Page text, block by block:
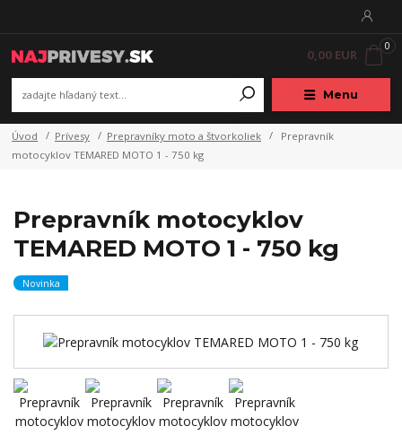
Menu
0
0,00 EUR
Úvod Prívesy Prepravníky moto a štvorkoliek
Prepravník
motocyklov TEMARED MOTO 1 - 750 kg
Prepravník motocyklov
TEMARED MOTO 1 - 750 kg
Novinka